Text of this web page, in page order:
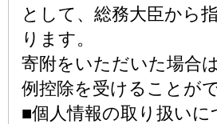
として、総務大臣から
ります。
寄附をいただいた場合
例控除を受けることが
■個人情報の取り扱いに